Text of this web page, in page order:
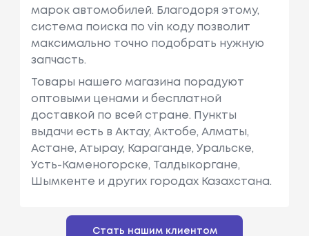
марок автомобилей. Благодоря этому,
система поиска по vin коду позволит
максимально точно подобрать нужную
запчасть.
Товары нашего магазина порадуют
оптовыми ценами и бесплатной
доставкой по всей стране. Пункты
выдачи есть в Актау, Актобе, Алматы,
Астане, Атырау, Караганде, Уральске,
Усть-Каменогорске, Талдыкоргане,
Шымкенте и других городах Казахстана.
Стать нашим клиентом